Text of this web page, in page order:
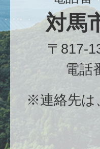
対馬
〒817-
電話
※連絡先は